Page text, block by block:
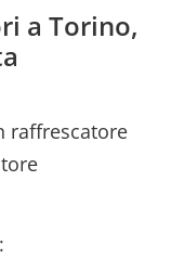
a Torino,
raffrescatore